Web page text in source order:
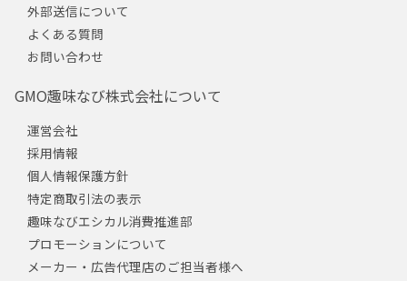
外部送信について
よくある質問
お問い合わせ
GMO趣味なび株式会社について
運営会社
採用情報
個人情報保護方針
特定商取引法の表示
趣味なびエシカル消費推進部
プロモーションについて
メーカー・広告代理店のご担当者様へ